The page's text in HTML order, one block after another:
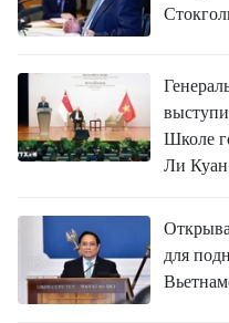
В
Школе
Ли
для